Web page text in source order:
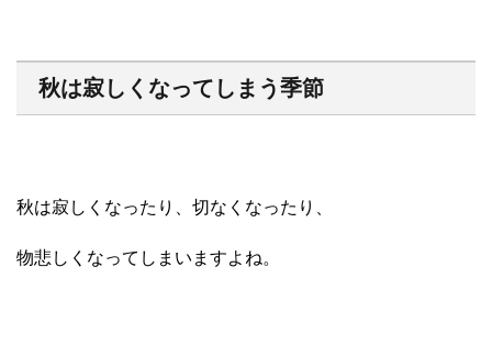
秋は寂しくなってしまう季節
秋は寂しくなったり、切なくなったり、
物悲しくなってしまいますよね。